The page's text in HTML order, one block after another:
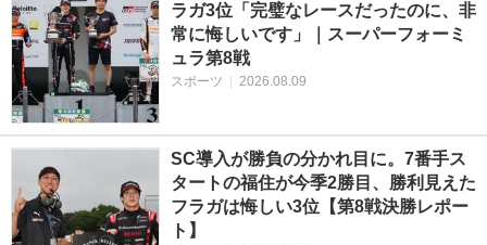
ラガ3位「完璧なレースだったのに、非
常に悔しいです」｜スーパーフォーミ
ュラ第8戦
スポーツ 2026.08.09
SC導入が勝負の分かれ目に。7番手ス
タートの福住が今季2勝目、勝利見えた
フラガは悔しい3位【第8戦決勝レポー
ト】